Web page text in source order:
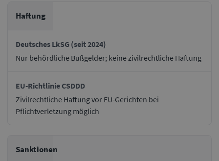
Haftung
Nur behördliche Bußgelder; keine zivilrechtliche Haftung
Zivilrechtliche Haftung vor EU-Gerichten bei
Pflichtverletzung möglich
Sanktionen